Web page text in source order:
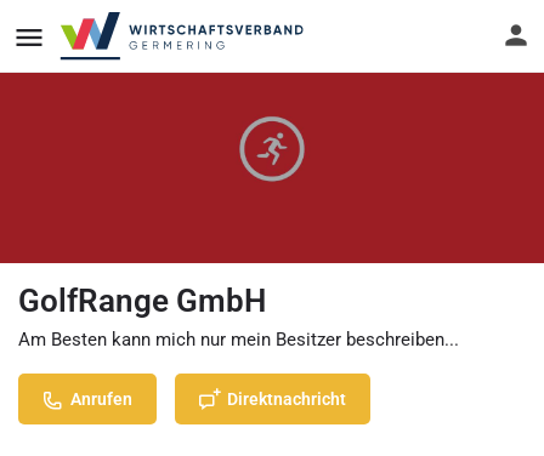
GolfRange GmbH
Am Besten kann mich nur mein Besitzer beschreiben...
Anrufen Direktnachricht